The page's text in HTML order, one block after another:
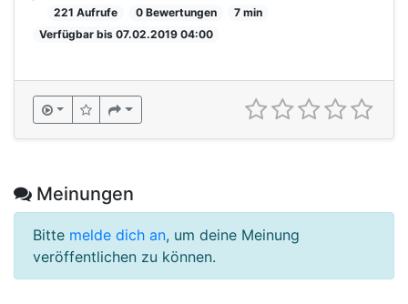
221 Aufrufe 0 Bewertungen
7 min
Verfügbar bis 07.02.2019 04:00
Meinungen
Bitte melde dich an, um deine Meinung
veröffentlichen zu können.